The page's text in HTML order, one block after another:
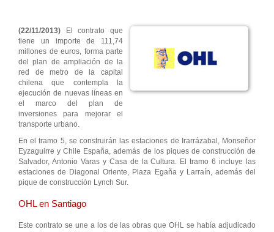
(22/11/2013)
El contrato que
tiene un importe de 111,74
millones de euros, forma parte
del plan de ampliación de la
red de metro de la capital
chilena que contempla la
ejecución de nuevas líneas en
el marco del plan de
inversiones para mejorar el
transporte urbano.
En el tramo 5, se construirán las estaciones de Irarrázabal, Monseñor
Eyzaguirre y Chile España, además de los piques de construcción de
Salvador, Antonio Varas y Casa de la Cultura. El tramo 6 incluye las
estaciones de Diagonal Oriente, Plaza Egaña y Larraín, además del
pique de construcción Lynch Sur.
OHL en Santiago
Este contrato se une a los de las obras que OHL se había adjudicado